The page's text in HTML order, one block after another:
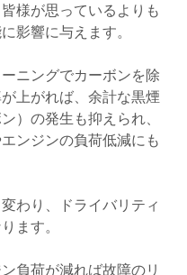
様が思っているよりも
影響に与えます。
ニングでカーボンを除
上がれば、余計な黒煙
）の発生も抑えられ、
ンジンの負荷低減にも
わり、ドライバリティ
ます。
負荷が減れば故障のリ